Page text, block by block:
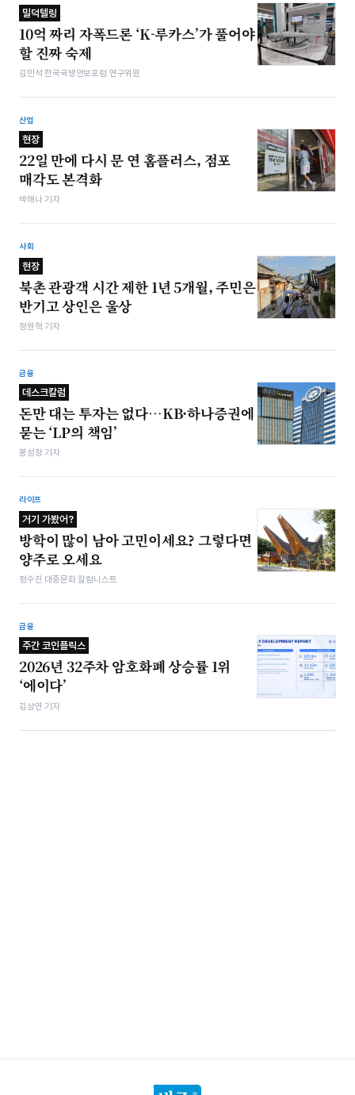
밀덕텔링
10억 짜리 자폭드론 ‘K-루카스’가 풀어야
할 진짜 숙제
김민석 한국국방안보포럼 연구위원
산업
현장
22일 만에 다시 문 연 홈플러스, 점포
매각도 본격화
박해나 기자
사회
현장
북촌 관광객 시간 제한 1년 5개월, 주민은
반기고 상인은 울상
정원혁 기자
금융
데스크칼럼
돈만 대는 투자는 없다…KB·하나증권에
묻는 ‘LP의 책임’
봉성창 기자
라이프
거기 가봤어?
방학이 많이 남아 고민이세요? 그렇다면
양주로 오세요
정수진 대중문화 칼럼니스트
금융
주간 코인플릭스
2026년 32주차 암호화폐 상승률 1위
‘에이다’
김상연 기자